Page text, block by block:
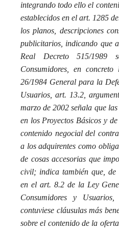
integrando todo ello el
establecidos en el art. 1285
los planos, descripciones
publicitarios, indicando que
Real Decreto 515/1989
Consumidores, en
26/1984 General para la
Usuarios, art. 13.2,
marzo de 2002 señala que
en los Proyectos Básicos y
contenido negocial del
a los adquirentes como
de cosas accesorias que
civil; indica también que, de
en el art. 8.2 de la Ley
Consumidores y
contuviese cláusulas más
sobre el contenido de la